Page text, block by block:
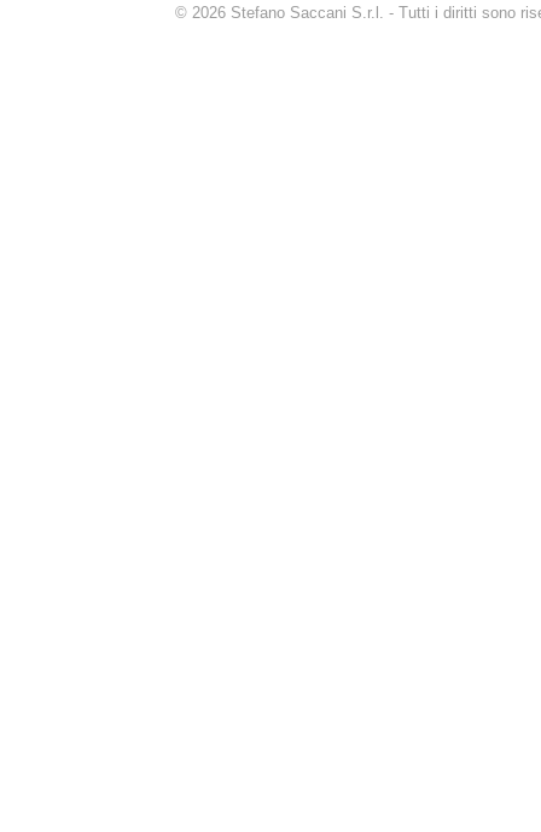
© 2026 Stefano Saccani S.r.l. - Tutti i diritti sono